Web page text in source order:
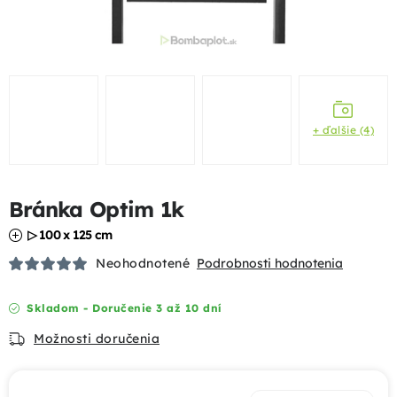
Uzlové pletivá
Bránky a brány
Tieniace prvky
Dizajnové oplotenia
Skladom - Doručenie 3 až 10 dní
Možnosti doručenia
Bránka Optim 1k
▷ 100 x 125 cm
Neohodnotené Podrobnosti hodnotenia
+ ďalšie (4)